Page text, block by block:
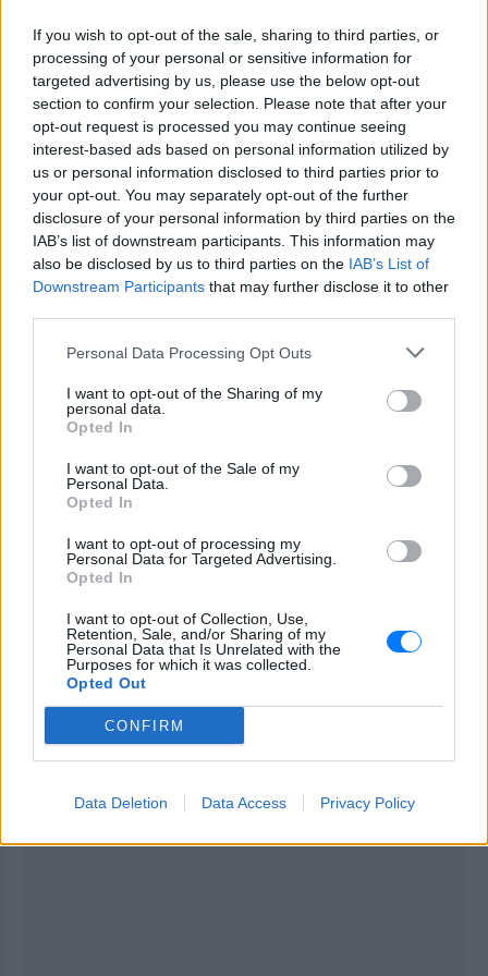
If you wish to opt-out of the sale, sharing to third parties, or
processing of your personal or sensitive information for
targeted advertising by us, please use the below opt-out
section to confirm your selection. Please note that after your
opt-out request is processed you may continue seeing
interest-based ads based on personal information utilized by
us or personal information disclosed to third parties prior to
your opt-out. You may separately opt-out of the further
disclosure of your personal information by third parties on the
IAB’s list of downstream participants. This information may
also be disclosed by us to third parties on the IAB’s List of
Downstream Participants that may further disclose it to other
Personal Data Processing Opt Outs
I want to opt-out of the Sharing of my
personal data.
Opted In
I want to opt-out of the Sale of my
Personal Data.
Opted In
I want to opt-out of processing my
Personal Data for Targeted Advertising.
Opted In
I want to opt-out of Collection, Use,
Retention, Sale, and/or Sharing of my
Personal Data that Is Unrelated with the
Purposes for which it was collected.
Opted Out
CONFIRM
Data Deletion Data Access Privacy Policy
Πάρτε μελατονίνη:Η μεταλονίνη είναι μια ορμόνη
που παράγει φυσικά ο οργανισμός κάθε ανθρώπου
στην περιοχή του εγκεφάλου. Για να αφεθείτε στην
αγκαλιά του Μορφέα μπορείτε να πάρετε ένα
συμπλήρωμα διατροφής από το φαρμακείο. Μην
κάνετε χρήση μελατονίνης αν παίρνετε φάρμακα
όπως αντιπηκτικά, ανοσοκατασταλτικά, για τον
διαβήτη, την πίεση και αντισυλληπτικά.
Επίσης, δεν επιτρέπετε να πάρετε μελατονίνη αν
και έχετε προβλήματα στους νεφρούς ή το συκώτι.
Μην καταναλώνετε αλκοόλ πριν τον ύπνο:Η
κατανάλωση λιπαρών φαγητών, μεγάλων γεμάτων
και η κατανάλωση αλκοόλ κάνει τον εγκέφαλό σας
να είναι πιο δραστήριος αντί να χαλαρώνει. Το
που προκαλεί εφιάλτες.
ΔΙΑΦΗΜΙΣΗ